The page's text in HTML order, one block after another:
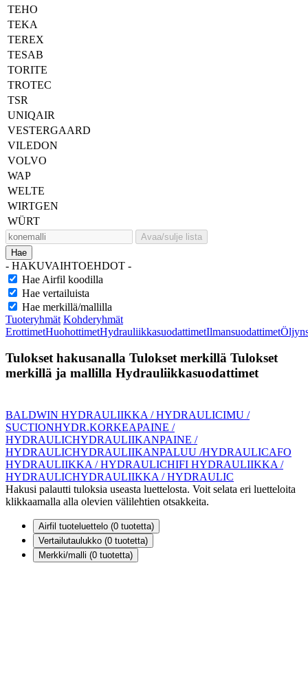
TEHO
TEKA
TEREX
TESAB
TORITE
TROTEC
TSR
UNIQAIR
VESTERGAARD
VILEDON
VOLVO
WAP
WELTE
WIRTGEN
WÜRT
Avaa/sulje lista
Hae
- HAKUVAIHTOEHDOT -
Hae Airfil koodilla
Hae vertailuista
Hae merkillä/mallilla
Tuoteryhmät Kohderyhmät
ErottimetHuohottimetHydrauliikkasuodattimetIlmansuodattimet
Tulokset hakusanalla Tulokset merkillä Tulokset
merkillä ja mallilla Hydrauliikkasuodattimet
BALDWIN HYDRAULIIKKA / HYDRAULICIMU /
SUCTIONHYDR.KORKEAPAINE /
HYDRAULICHYDRAULIIKANPAINE /
HYDRAULICHYDRAULIIKANPALUU /HYDRAULICAFO
HYDRAULIIKKA / HYDRAULICHIFI HYDRAULIIKKA /
HYDRAULICHYDRAULIIKKA / HYDRAULIC
Hakusi palautti tuloksia useasta luettelosta. Voit selata eri luetteloita
klikkaamalla alla olevien välilehtien otsakkeita.
Airfil tuoteluettelo (0 tuotetta)
Vertailutaulukko (0 tuotetta)
Merkki/malli (0 tuotetta)